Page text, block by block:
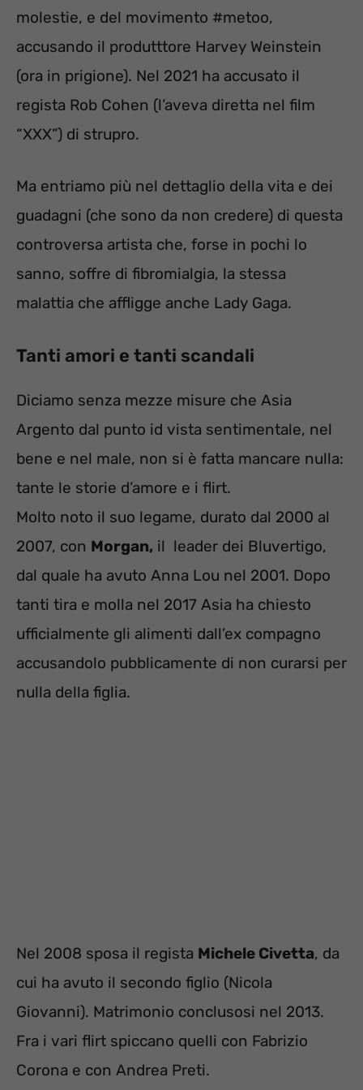
molestie, e del movimento #metoo,
accusando il produtttore Harvey Weinstein
(ora in prigione). Nel 2021 ha accusato il
regista Rob Cohen (l’aveva diretta nel film
“XXX”) di strupro.
Ma entriamo più nel dettaglio della vita e dei
guadagni (che sono da non credere) di questa
controversa artista che, forse in pochi lo
sanno, soffre di fibromialgia, la stessa
malattia che affligge anche Lady Gaga.
Tanti amori e tanti scandali
Diciamo senza mezze misure che Asia
Argento dal punto id vista sentimentale, nel
bene e nel male, non si è fatta mancare nulla:
tante le storie d’amore e i flirt.
Molto noto il suo legame, durato dal 2000 al
2007, con Morgan, il leader dei Bluvertigo,
dal quale ha avuto Anna Lou nel 2001. Dopo
tanti tira e molla nel 2017 Asia ha chiesto
ufficialmente gli alimenti dall’ex compagno
accusandolo pubblicamente di non curarsi per
nulla della figlia.
Nel 2008 sposa il regista Michele Civetta, da
cui ha avuto il secondo figlio (Nicola
Giovanni). Matrimonio conclusosi nel 2013.
Fra i vari flirt spiccano quelli con Fabrizio
Corona e con Andrea Preti.